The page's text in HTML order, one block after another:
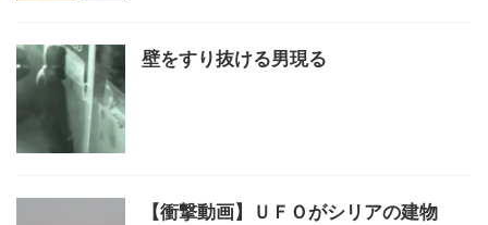
壁をすり抜ける男現る
【衝撃動画】ＵＦＯがシリアの建物